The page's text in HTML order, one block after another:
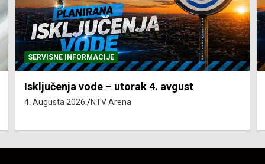
SERVISNE INFORMACIJE
Isključenja vode – utorak 4. avgust
4. Augusta 2026. NTV Arena